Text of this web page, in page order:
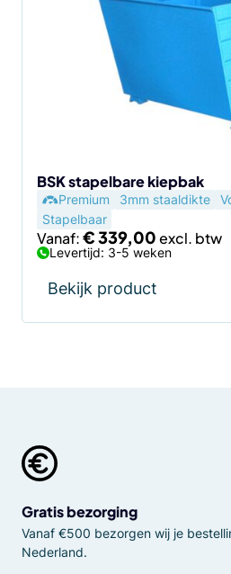
BSK stapelbare kiepbak
Premium 3mm staaldikte
Stapelbaar
Vanaf:€339,00
Levertijd: 3-5 weken
Bekijk product
meerdere
de
productpagina
Gratis bezorging
Vanaf €500 bezorgen wij je
Nederland.